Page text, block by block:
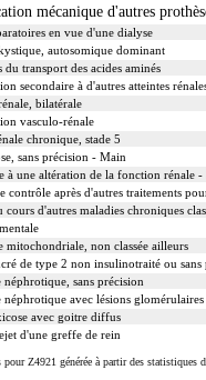
mécanique d'autres
en vue d'une dialyse
autosomique dominant
du transport des acides aminés
secondaire à d'autres atteintes
bilatérale
vasculo-rénale
chronique, stade 5
sans précision - Main
à une altération de la fonction rénale -
contrôle après d'autres traitements
cours d'autres maladies chroniques
mitochondriale, non classée ailleurs
de type 2 non insulinotraité ou
néphrotique, sans précision
néphrotique avec lésions glomérulaires
avec goitre diffus
d'une greffe de rein
pour Z4921 générée à partir des statistiques